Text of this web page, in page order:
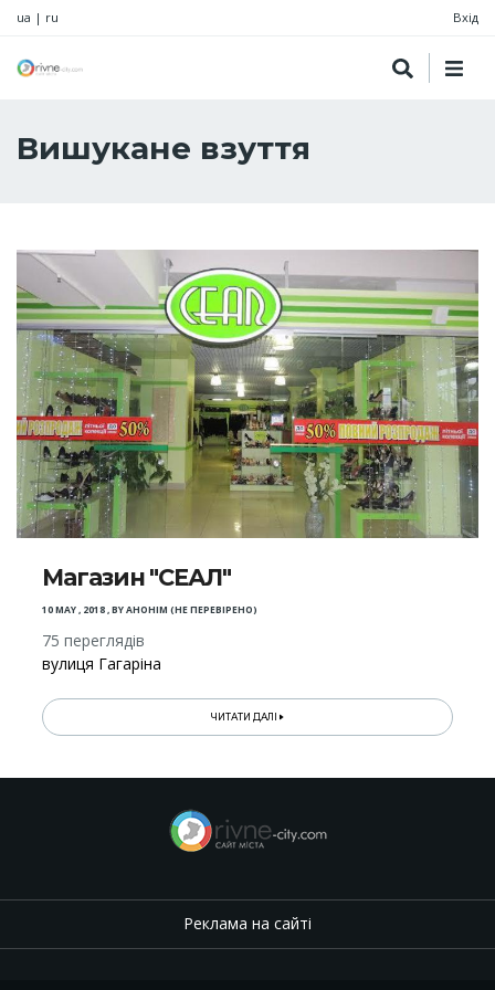
ua | ru Вхід
Вишукане взуття
Магазин "СЕАЛ"
10 MAY , 2018,BYАНОНІМ (НЕ ПЕРЕВІРЕНО)
75 переглядів
вулиця Гагаріна
ЧИТАТИ ДАЛІ
Реклама на сайті